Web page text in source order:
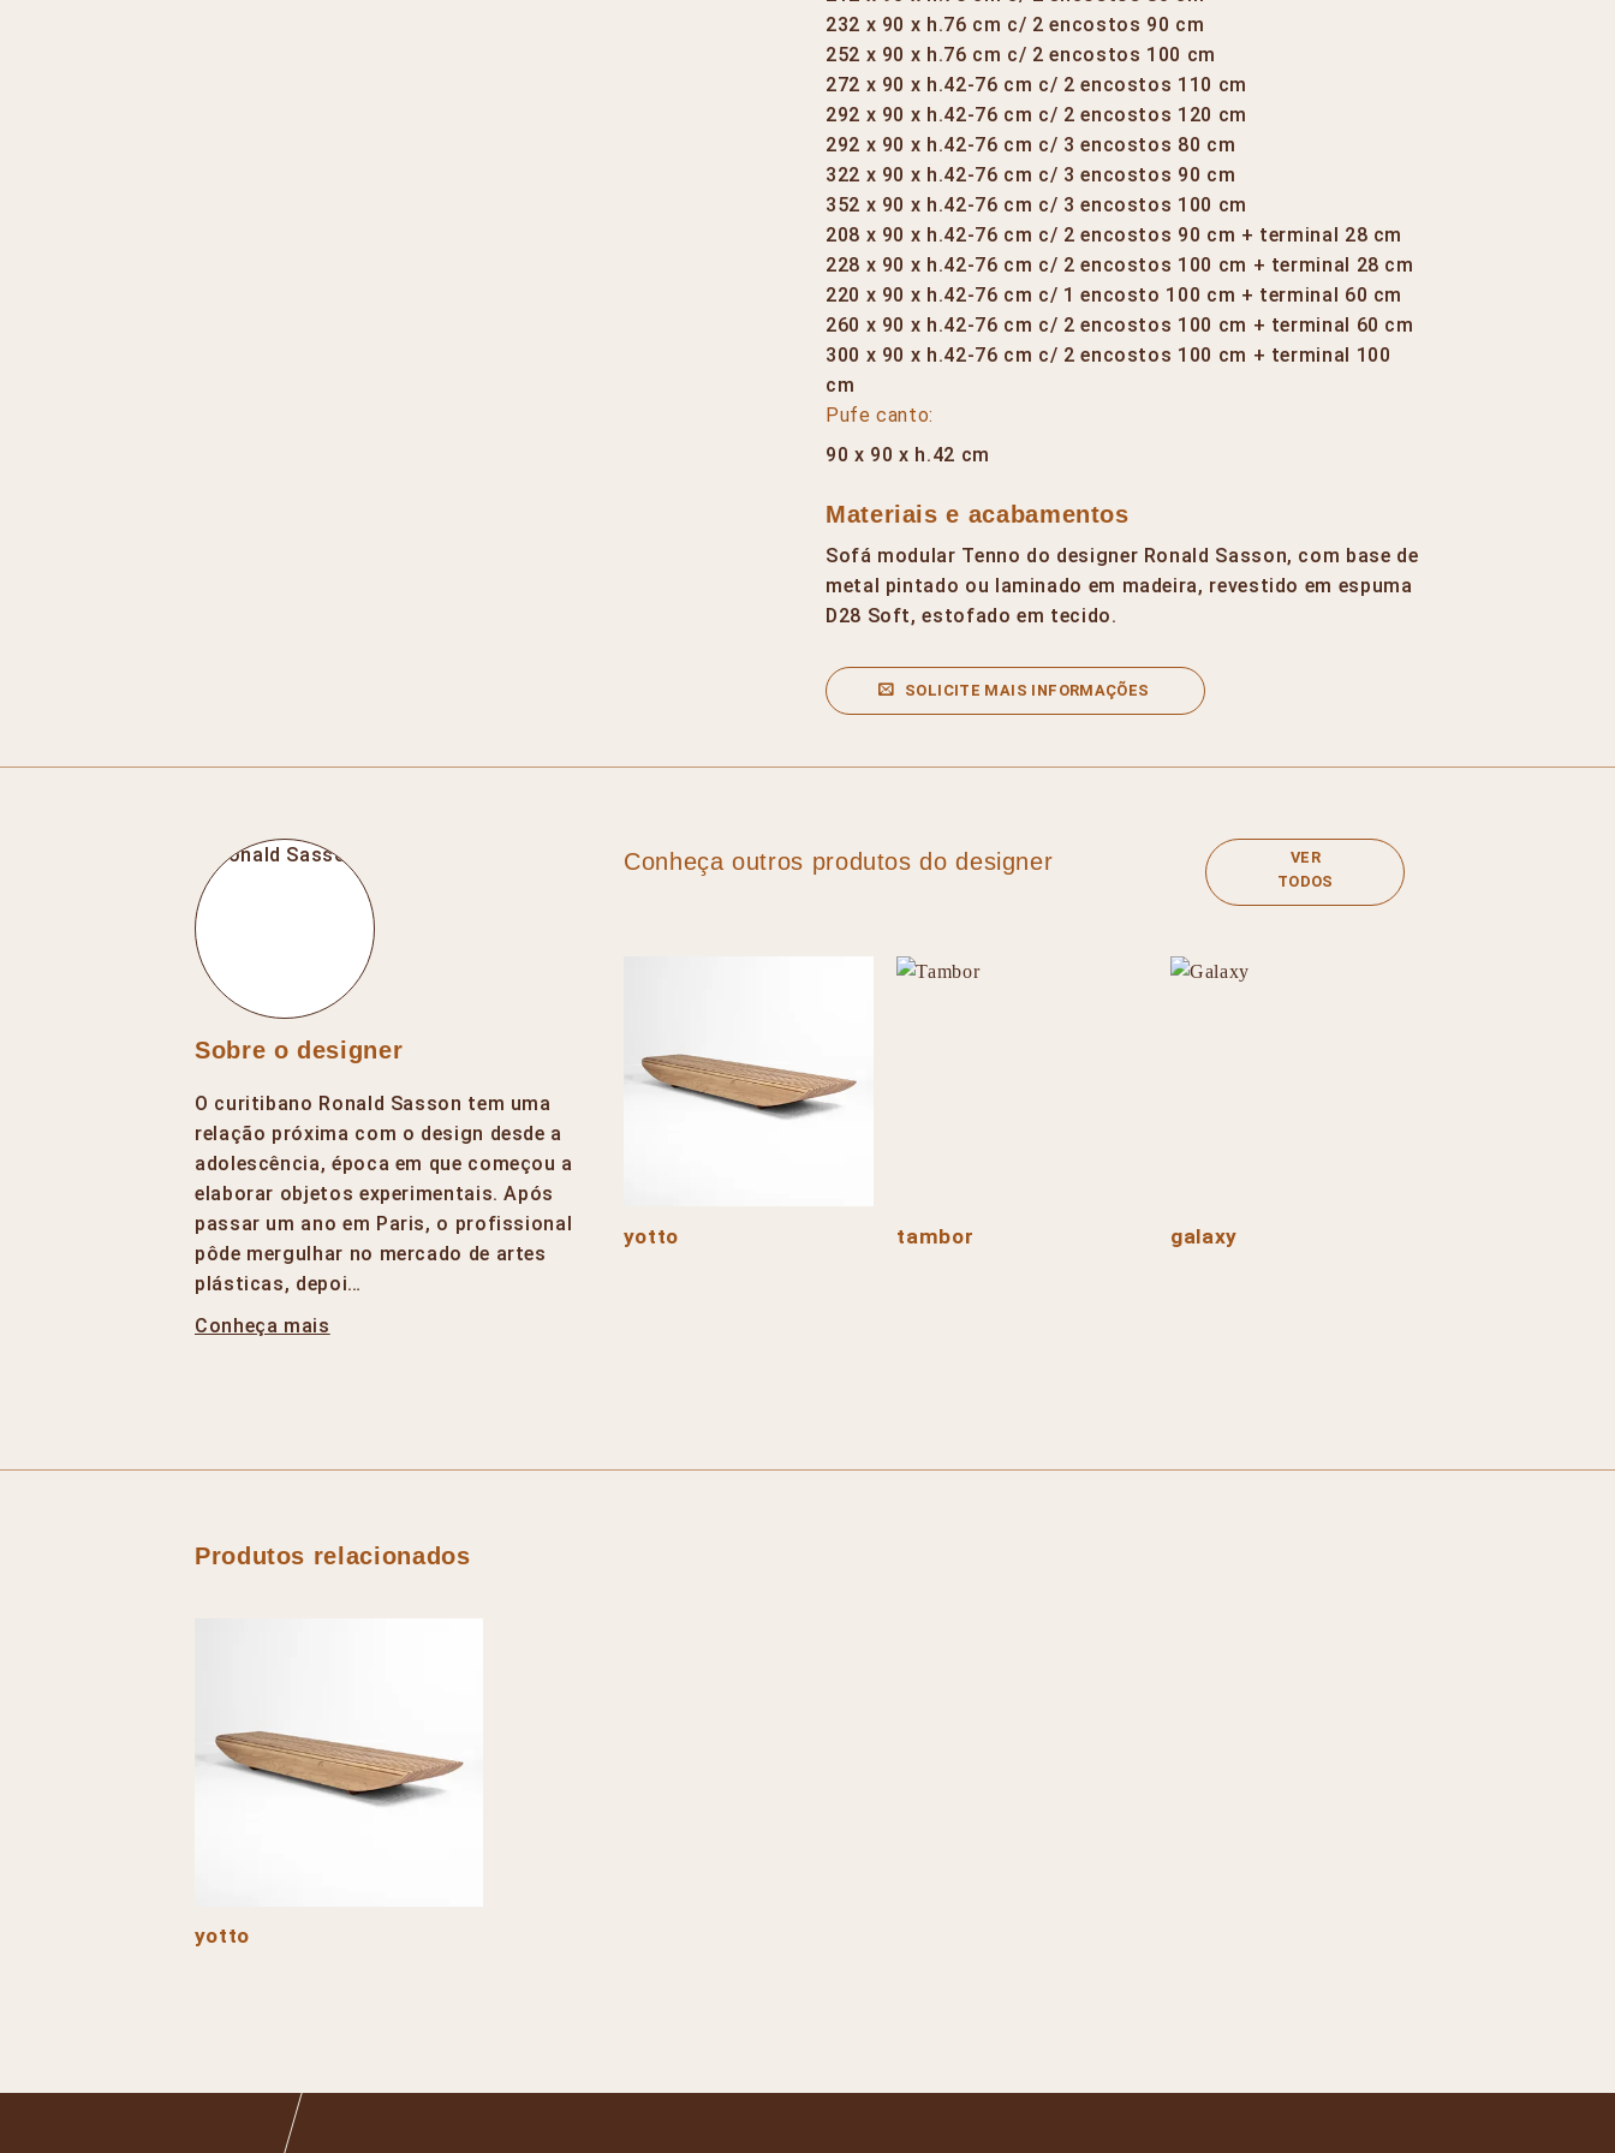
232 x 90 x h.76 cm c/ 2 encostos 90 cm
252 x 90 x h.76 cm c/ 2 encostos 100 cm
272 x 90 x h.42-76 cm c/ 2 encostos 110 cm
292 x 90 x h.42-76 cm c/ 2 encostos 120 cm
292 x 90 x h.42-76 cm c/ 3 encostos 80 cm
322 x 90 x h.42-76 cm c/ 3 encostos 90 cm
352 x 90 x h.42-76 cm c/ 3 encostos 100 cm
208 x 90 x h.42-76 cm c/ 2 encostos 90 cm + terminal 28 cm
228 x 90 x h.42-76 cm c/ 2 encostos 100 cm + terminal 28 cm
220 x 90 x h.42-76 cm c/ 1 encosto 100 cm + terminal 60 cm
260 x 90 x h.42-76 cm c/ 2 encostos 100 cm + terminal 60 cm
300 x 90 x h.42-76 cm c/ 2 encostos 100 cm + terminal 100
cm
Pufe canto:
90 x 90 x h.42 cm
Materiais e acabamentos
Sofá modular Tenno do designer Ronald Sasson, com base de
metal pintado ou laminado em madeira, revestido em espuma
D28 Soft, estofado em tecido.
SOLICITE MAIS INFORMAÇÕES
Sobre o designer
O curitibano Ronald Sasson tem uma
relação próxima com o design desde a
adolescência, época em que começou a
elaborar objetos experimentais. Após
passar um ano em Paris, o profissional
pôde mergulhar no mercado de artes
plásticas, depoi…
Conheça mais
Conheça outros produtos do designer
VER
TODOS
yotto tambor galaxy
Produtos relacionados
yotto